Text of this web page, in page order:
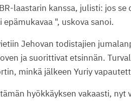
laastarin kanssa, julisti: jos
", uskova sanoi.
Jehovan todistajien
ja suorittivat etsinnän.
minkä jälkeen Yuriy
hyökkäyksen vakaasti,